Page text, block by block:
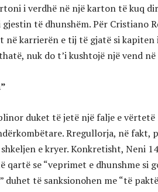
i verdhë në një karton të kuq
të dhunshëm. Për Cristiano
në karrierën e tij të gjatë si kapiten
nuk do t’i kushtojë një vend
duket të jetë një falje e vërtetë
Rregullorja, në fakt,
e kryer. Konkretisht, Neni
qartë se “veprimet e dhunshme si
duhet të sanksionohen me “të